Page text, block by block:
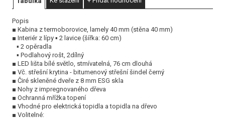
Popis
■ Kabina z termoborovice, lamely 40 mm (stěna 40 mm)
■ Interiér z lípy ▪ 2 lavice (šířka: 60 cm)
▪ 2 opěradla
▪ Podlahový rošt, 2dílný
■ LED lišta bílé světlo, stmívatelná, 76 cm dlouhá
■ Vč. střešní krytina - bitumenový střešní šindel černý
■ Čiré skleněné dveře z 8 mm ESG skla
■ Nohy z impregnovaného dřeva
■ Ochranná mřížka topení
■ Vhodné pro elektrická topidla a topidla na dřevo
■ Volitelné: